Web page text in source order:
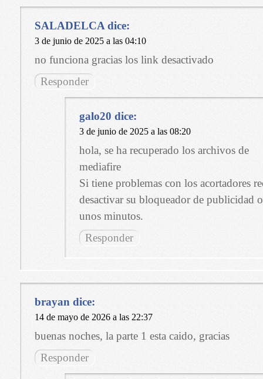
SALADELCA dice:
3 de junio de 2025 a las 04:10
no funciona gracias los link desactivado
Responder
galo20 dice:
3 de junio de 2025 a las 08:20
hola, se ha recuperado los archivos de
mediafire
Si tiene problemas con los acortadores
desactivar su bloqueador de publicidad
unos minutos.
Responder
brayan dice:
14 de mayo de 2026 a las 22:37
buenas noches, la parte 1 esta caido, gracias
Responder